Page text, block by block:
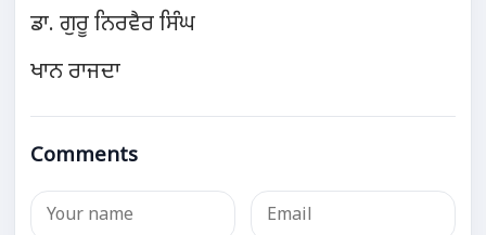
ਡਾ. ਗੁਰੂ ਨਿਰਵੈਰ ਸਿੰਘ
ਖਾਨ ਰਾਜਦਾ
Comments